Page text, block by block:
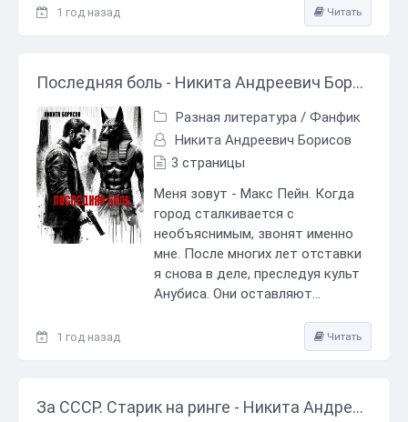
1 год назад Читать
Последняя боль - Никита Андреевич Борисов
Разная литература/ Фанфик
Никита Андреевич Борисов
3 страницы
Меня зовут - Макс Пейн. Когда
город сталкивается с
необъяснимым, звонят именно
мне. После многих лет отставки
я снова в деле, преследуя культ
Анубиса. Они оставляют...
1 год назад Читать
За СССР. Старик на ринге - Никита Андреевич Борисов